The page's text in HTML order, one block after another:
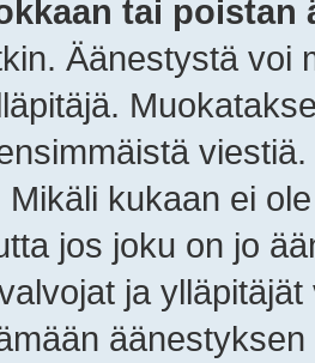
tai poistan
Äänestystä voi
kukaan ei
jos joku on jo
ja